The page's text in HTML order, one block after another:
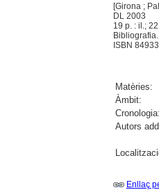
[Girona ;
DL 2003
19 p. : il.;
Bibliografia.
ISBN
Matèries:
Àmbit:
Cronologia:
Autors
Enllaç